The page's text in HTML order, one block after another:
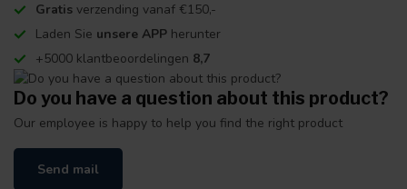
Gratis verzending vanaf €150,-
Laden Sie unsere APP herunter
+5000 klantbeoordelingen 8,7
Do you have a question about this product?
Our employee is happy to help you find the right product
Send mail